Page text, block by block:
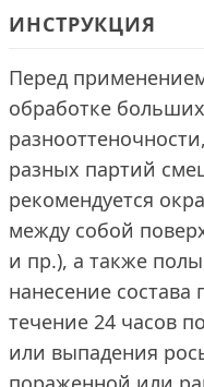
ИНСТРУКЦИЯ
Перед
обработке
разных партий
рекомендуется
между собой
и пр.), а также
нанесение состава
течение 24 часов
или выпадения